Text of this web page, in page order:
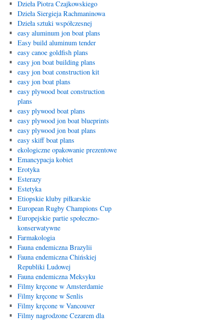
Dzieła Piotra Czajkowskiego
Dzieła Siergieja Rachmaninowa
Dzieła sztuki współczesnej
easy aluminum jon boat plans
Easy build aluminum tender
easy canoe goldfish plans
easy jon boat building plans
easy jon boat construction kit
easy jon boat plans
easy plywood boat construction
plans
easy plywood boat plans
easy plywood jon boat blueprints
easy plywood jon boat plans
easy skiff boat plans
ekologiczne opakowanie prezentowe
Emancypacja kobiet
Erotyka
Esterazy
Estetyka
Etiopskie kluby piłkarskie
European Rugby Champions Cup
Europejskie partie społeczno-
konserwatywne
Farmakologia
Fauna endemiczna Brazylii
Fauna endemiczna Chińskiej
Republiki Ludowej
Fauna endemiczna Meksyku
Filmy kręcone w Amsterdamie
Filmy kręcone w Senlis
Filmy kręcone w Vancouver
Filmy nagrodzone Cezarem dla